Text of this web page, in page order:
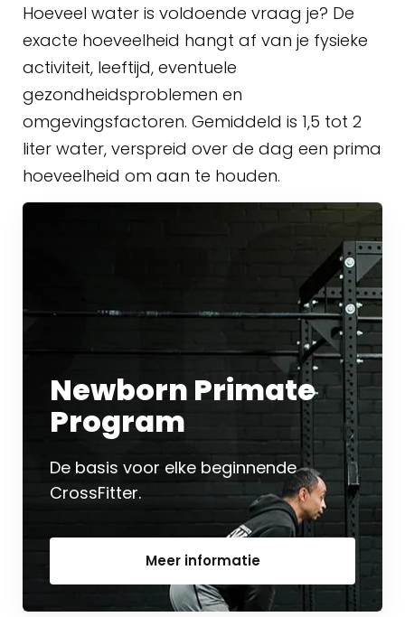
Hoeveel water is voldoende vraag je? De
exacte hoeveelheid hangt af van je fysieke
activiteit, leeftijd, eventuele
gezondheidsproblemen en
omgevingsfactoren. Gemiddeld is 1,5 tot 2
liter water, verspreid over de dag een prima
hoeveelheid om aan te houden.
Newborn Primate
Program
De basis voor elke beginnende
CrossFitter.
Meer informatie